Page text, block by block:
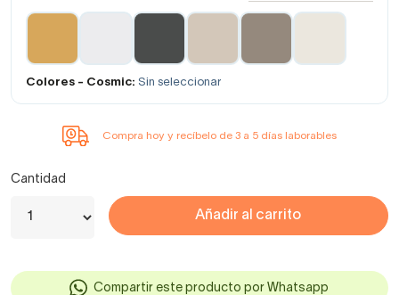
Colores - Cosmic: Sin seleccionar
Compra hoy y recíbelo de 3 a 5 días laborables
Cantidad
Añadir al carrito
Compartir este producto por Whatsapp